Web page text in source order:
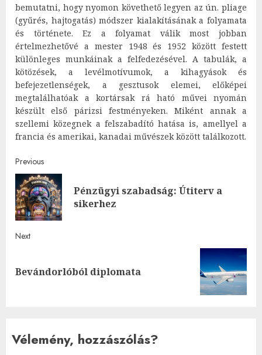
bemutatni, hogy nyomon követhető legyen az ún. pliage
(gyűrés, hajtogatás) módszer kialakításának a folyamata
és története. Ez a folyamat válik most jobban
értelmezhetővé a mester 1948 és 1952 között festett
különleges munkáinak a felfedezésével. A tabulák, a
kötözések, a levélmotívumok, a kihagyások és
befejezetlenségek, a gesztusok elemei, előképei
megtalálhatóak a kortársak rá ható művei nyomán
készült első párizsi festményeken. Miként annak a
szellemi közegnek a felszabadító hatása is, amellyel a
francia és amerikai, kanadai művészek között találkozott.
Post
navigation
Previous
Pénzügyi szabadság: Útiterv a
sikerhez
Next
Next
Bevándorlóból diplomata
Vélemény, hozzászólás?